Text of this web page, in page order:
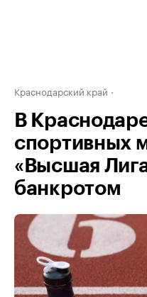
Краснодарский край
В
спортивных
«Высшая
банкротом